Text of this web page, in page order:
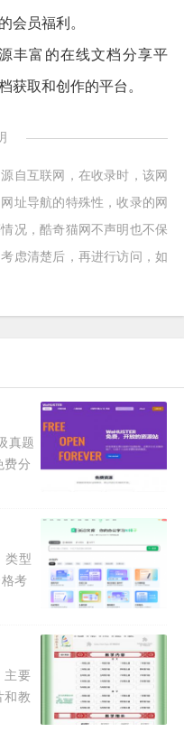
会员福利。
丰富的在线文档分享平
获取和创作的平台。
源自互联网，在收录时，该网
址导航的特殊性，收录的网
况，酷奇猫网不声明也不保
虑清楚后，再进行访问，如
真题
费分
提
可
类型
考
公
搜
主要
和教
级